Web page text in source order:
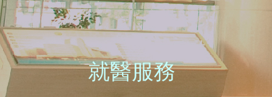
就醫服務